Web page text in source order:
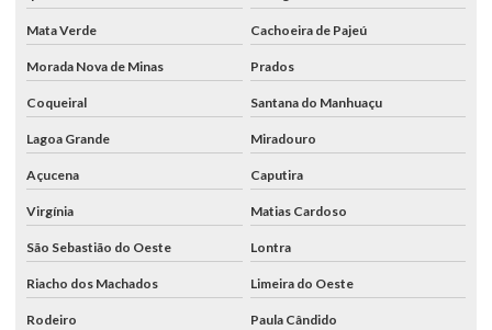
Mata Verde Cachoeira de Pajeú
Morada Nova de Minas Prados
Coqueiral Santana do Manhuaçu
Lagoa Grande Miradouro
Açucena Caputira
Virgínia Matias Cardoso
São Sebastião do Oeste Lontra
Riacho dos Machados Limeira do Oeste
Rodeiro Paula Cândido